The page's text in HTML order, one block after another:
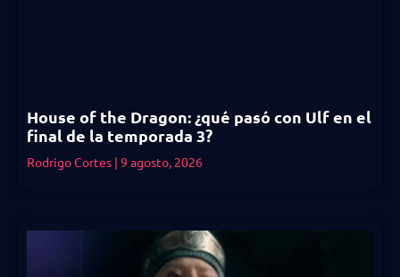
House of the Dragon: ¿qué pasó con Ulf en el
final de la temporada 3?
Rodrigo Cortes 9 agosto, 2026